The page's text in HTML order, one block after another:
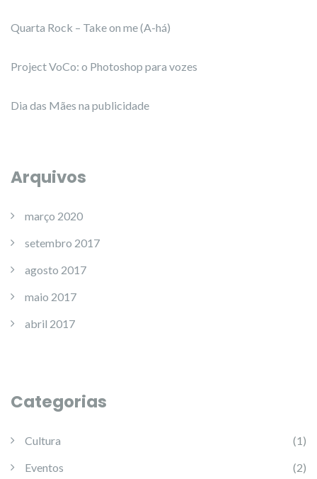
Quarta Rock – Take on me (A-há)
Project VoCo: o Photoshop para vozes
Dia das Mães na publicidade
Arquivos
março 2020
setembro 2017
agosto 2017
maio 2017
abril 2017
Categorias
Cultura
(1)
Eventos
(2)